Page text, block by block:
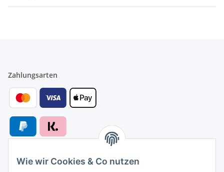
Zahlungsarten
Versandarten
Wie wir Cookies & Co nutzen